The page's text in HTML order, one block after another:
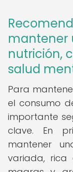
mantener
nutrición,
salud
Para
el consumo
importante
clave. En
mantener
variada, rica